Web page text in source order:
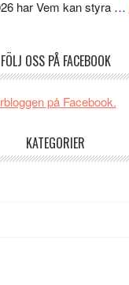
har Vem kan styra …
FÖLJ OSS PÅ FACEBOOK
på Facebook.
KATEGORIER